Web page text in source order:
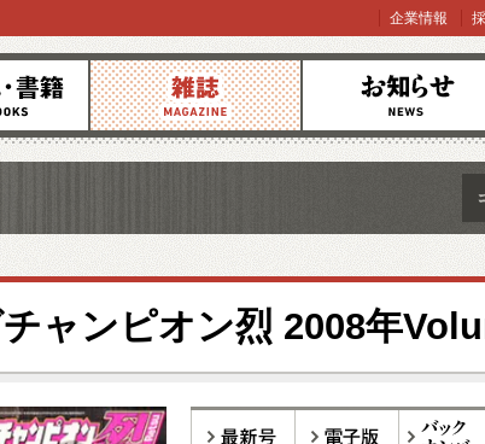
雑誌 お知らせ
企業情報
ャンピオン烈 2008年